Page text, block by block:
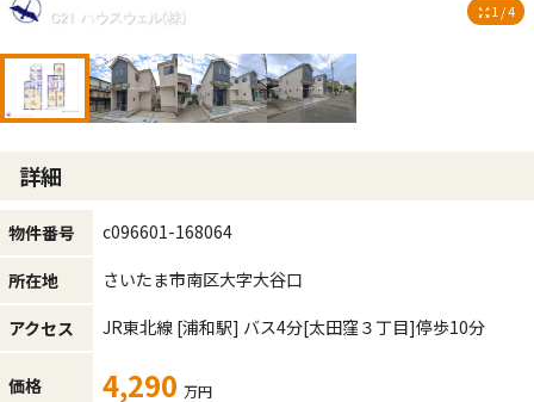
1 / 4
詳細
物件番号 c096601-168064
所在地 さいたま市南区大字大谷口
アクセス JR東北線 [浦和駅] バス4分[太田窪３丁目]停歩10分
価格 4,290 万円